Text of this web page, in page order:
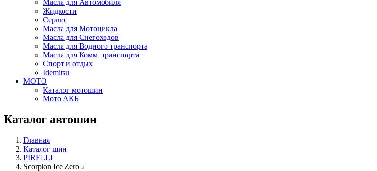
Масла для Автомобиля
Жидкости
Сервис
Масла для Мотоцикла
Масла для Снегоходов
Масла для Водного транспорта
Масла для Комм. транспорта
Спорт и отдых
Idemitsu
МОТО
Каталог мотошин
Мото АКБ
Каталог автошин
Главная
Каталог шин
PIRELLI
Scorpion Ice Zero 2